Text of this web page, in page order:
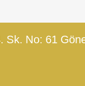
Sk. No: 61